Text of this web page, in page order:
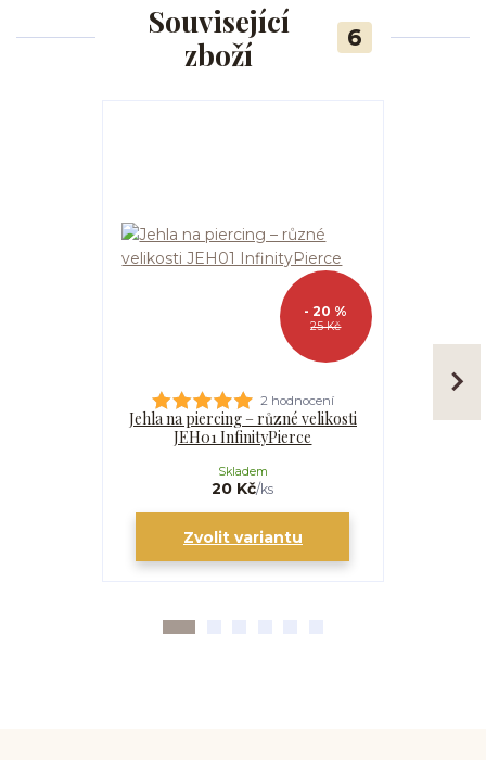
Související
zboží
6
25 Kč
- 20 %
2 hodnocení
Jehla na piercing – různé velikosti
JEH01 InfinityPierce
20 Kč/ks
Skladem
Zvolit variantu